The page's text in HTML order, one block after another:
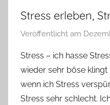
Stress erleben,
Veröffentlicht am
Stress – ich hasse
wieder sehr böse klingt
wenn ich Stress
Stress sehr schlecht.